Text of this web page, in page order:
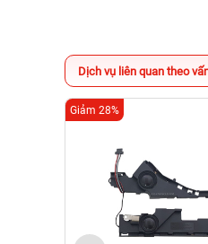
Dịch vụ liên quan theo
Giảm 28%